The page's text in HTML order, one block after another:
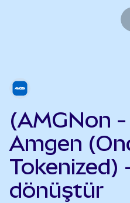
(AMGNon -
Amgen
Tokenized)
dönüştür